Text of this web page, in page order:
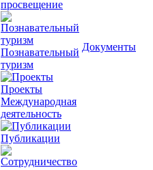
просвещение
Познавательный
туризм
Проекты
Международная
деятельность
Публикации
Документы